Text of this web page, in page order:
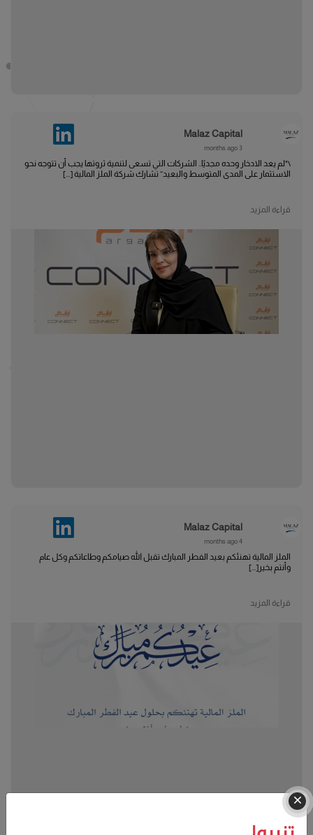
Malaz Capital
3 months ago
\"لم يعد الادخار وحده مجديًا.. الشركات التي تسعى لتنمية ثروتها يجب أن تتوجه نحو
الاستثمار على المدى المتوسط والبعيد“ تشارك شركة الملز المالية [...]
قراءة المزيد
Malaz Capital
4 months ago
الملز المالية تهنئكم بعيد الفطر المبارك تقبل الله صيامكم وطاعاتكم وكل عام
وأنتم بخير[...]
قراءة المزيد